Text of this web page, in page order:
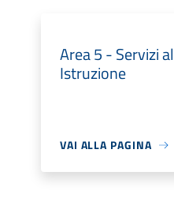
Area 5 - Servizi
Istruzione
VAI ALLA PAGINA